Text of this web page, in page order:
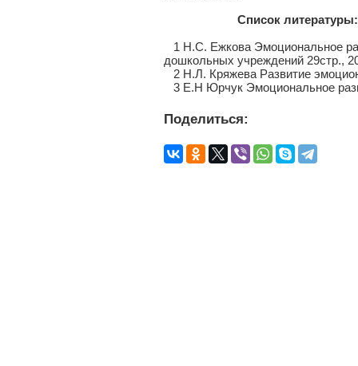
Список литературы:
1 Н.С. Ежкова Эмоциональное
дошкольных учреждений 29стр.,
2 Н.Л. Кряжева Развитие
3 Е.Н Юрчук Эмоциональное
Поделиться: